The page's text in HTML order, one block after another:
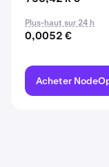
Plus-haut sur 24 h
0,0052 €
Acheter